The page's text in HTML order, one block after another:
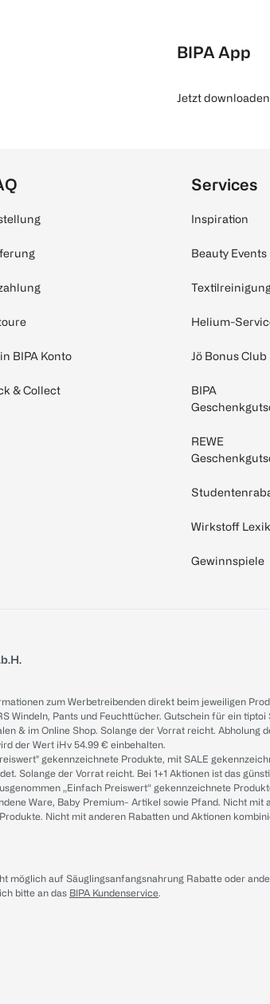
BIPA App
Jetzt downloaden
BIPA Konto
& Collect
Services
Inspiration
Beauty Events
Helium-
Jö Bonus Club
BIPA
REWE
Wirkstoff
Gewinnspiele
zum Werbetreibenden direkt beim jeweiligen
Windeln, Pants und Feuchttücher. Gutschein für ein
& im Online Shop. Solange der Vorrat reicht.
der Wert iHv 54.99 € einbehalten.
gekennzeichnete Produkte, mit SALE
Solange der Vorrat reicht. Bei 1+1 Aktionen ist das
„Einfach Preiswert“ gekennzeichnete
Ware, Baby Premium- Artikel sowie Pfand. Nicht
Nicht mit anderen Rabatten und Aktionen
möglich auf Säuglingsanfangsnahrung Rabatte oder
bitte an das BIPA Kundenservice.